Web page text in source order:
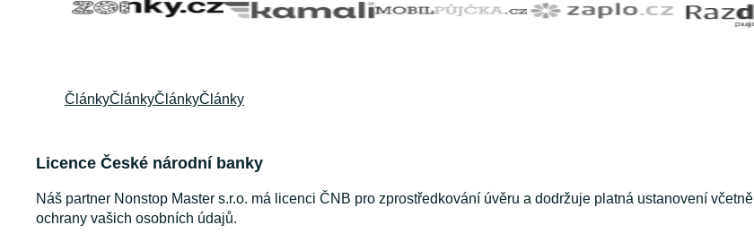
ČlánkyČlánkyČlánkyČlánky
Licence České národní banky
Náš partner Nonstop Master s.r.o. má licenci ČNB pro zprostředkování úvěru a dodržuje platná ustanovení včetně
ochrany vašich osobních údajů.